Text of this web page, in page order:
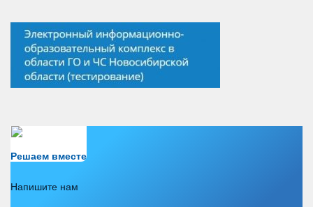
Решаем вместе
Напишите нам